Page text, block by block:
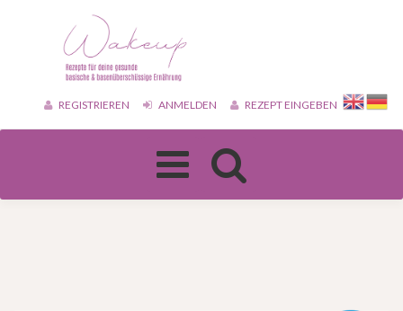
REGISTRIEREN ANMELDEN REZEPT EINGEBEN
Toggle
navigation